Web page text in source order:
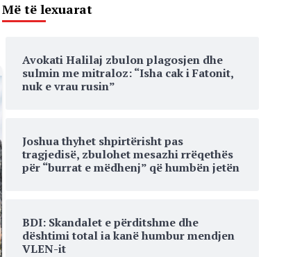
Më të lexuarat
Avokati Halilaj zbulon plagosjen dhe
sulmin me mitraloz: “Isha cak i Fatonit,
nuk e vrau rusin”
Joshua thyhet shpirtërisht pas
tragjedisë, zbulohet mesazhi rrëqethës
për “burrat e mëdhenj” që humbën jetën
BDI: Skandalet e përditshme dhe
dështimi total ia kanë humbur mendjen
VLEN-it